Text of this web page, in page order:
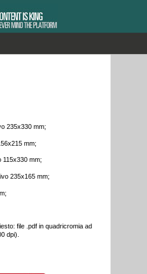
235x330 mm;
mm;
115x330 mm;
235x165 mm;
file .pdf in quadricromia ad
dpi).